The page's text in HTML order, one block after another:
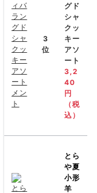
3
位
グド
シャ
クッ
キー
アソ
ート
3,2
40
円
（税
込）
とら
や夏
小形
羊